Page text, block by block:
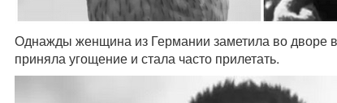
Однажды женщина из Германии заметила во дворе
приняла угощение и стала часто прилетать.